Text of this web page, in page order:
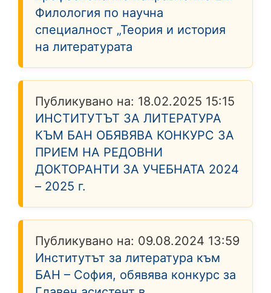
Филология по научна
специалност „Теория и история
на литературата
Публикувано на: 18.02.2025 15:15
ИНСТИТУТЪТ ЗА ЛИТЕРАТУРА
КЪМ БАН ОБЯВЯВА КОНКУРС ЗА
ПРИЕМ НА РЕДОВНИ
ДОКТОРАНТИ ЗА УЧЕБНАТА 2024
– 2025 г.
Публикувано на: 09.08.2024 13:59
Институтът за литература към
БАН – София, обявява конкурс за